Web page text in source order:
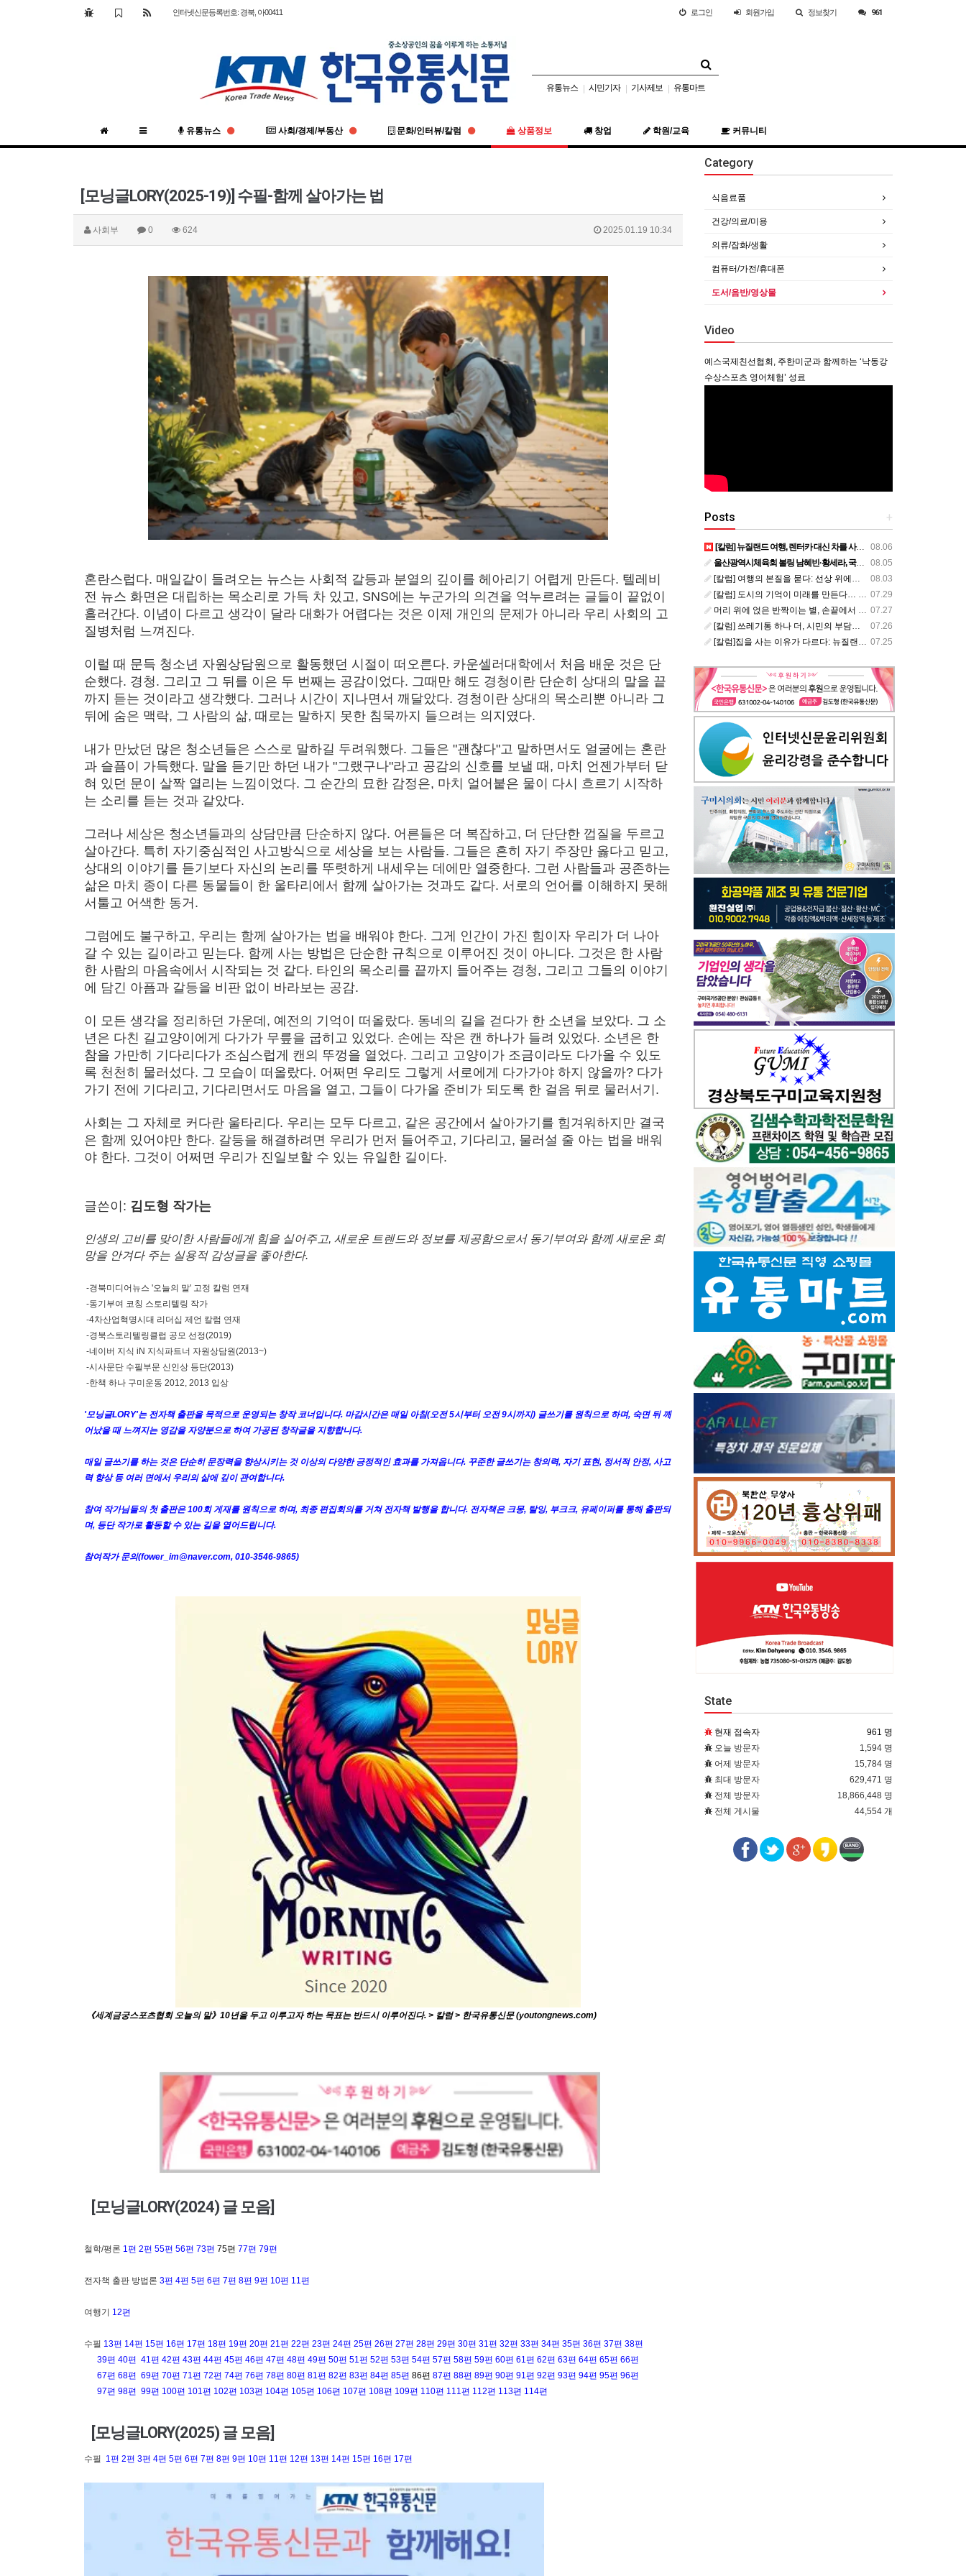
인터넷신문등록번호: 경북, 아00411 로그인 회원가입 정보찾기 961
유통뉴스 | 시민기자 | 기사제보 | 유통마트
유통뉴스 사회/경제/부동산 문화/인터뷰/칼럼 상품정보 창업 학원/교육 커뮤니티
[모닝글LORY(2025-19)] 수필-함께 살아가는 법
사회부 0 624 2025.01.19 10:34
혼란스럽다. 매일같이 들려오는 뉴스는 사회적 갈등과 분열의 깊이를 헤아리기 어렵게 만든다. 텔레비
전 뉴스 화면은 대립하는 목소리로 가득 차 있고, SNS에는 누군가의 의견을 억누르려는 글들이 끝없이
흘러간다. 이념이 다르고 생각이 달라 대화가 어렵다는 것은 이제 개인의 문제가 아니라 우리 사회의 고
질병처럼 느껴진다.
이럴 때 문득 청소년 자원상담원으로 활동했던 시절이 떠오른다. 카운셀러대학에서 처음 배운 것은 단
순했다. 경청. 그리고 그 뒤를 이은 두 번째는 공감이었다. 그때만 해도 경청이란 단순히 상대의 말을 끝
까지 듣는 것이라고 생각했다. 그러나 시간이 지나면서 깨달았다. 경청이란 상대의 목소리뿐 아니라 그
뒤에 숨은 맥락, 그 사람의 삶, 때로는 말하지 못한 침묵까지 들으려는 의지였다.
내가 만났던 많은 청소년들은 스스로 말하길 두려워했다. 그들은 "괜찮다"고 말하면서도 얼굴에는 혼란
과 슬픔이 가득했다. 말을 듣기만 하던 내가 "그랬구나"라고 공감의 신호를 보낼 때, 마치 언젠가부터 닫
혀 있던 문이 살짝 열리는 느낌이었다. 그 순간의 묘한 감정은, 마치 얼어붙은 물이 다시 흐르기 시작하
는 소리를 듣는 것과 같았다.
그러나 세상은 청소년들과의 상담만큼 단순하지 않다. 어른들은 더 복잡하고, 더 단단한 껍질을 두르고
살아간다. 특히 자기중심적인 사고방식으로 세상을 보는 사람들. 그들은 흔히 자기 주장만 옳다고 믿고,
상대의 이야기를 듣기보다 자신의 논리를 뚜렷하게 내세우는 데에만 열중한다. 그런 사람들과 공존하는
삶은 마치 종이 다른 동물들이 한 울타리에서 함께 살아가는 것과도 같다. 서로의 언어를 이해하지 못해
서툴고 어색한 동거.
그럼에도 불구하고, 우리는 함께 살아가는 법을 배워야 한다. 그게 인간이 가진 힘이자 우리가 더 나아
갈 수 있는 길이라고 믿는다. 함께 사는 방법은 단순한 규칙으로 이루어진 것이 아니다. 그것은 한 사람
한 사람의 마음속에서 시작되는 것 같다. 타인의 목소리를 끝까지 들어주는 경청, 그리고 그들의 이야기
에 담긴 아픔과 갈등을 비판 없이 바라보는 공감.
이 모든 생각을 정리하던 가운데, 예전의 기억이 떠올랐다. 동네의 길을 걷다가 한 소년을 보았다. 그 소
년은 다친 길고양이에게 다가가 무릎을 굽히고 있었다. 손에는 작은 캔 하나가 들려 있었다. 소년은 한
참을 가만히 기다리다가 조심스럽게 캔의 뚜껑을 열었다. 그리고 고양이가 조금이라도 다가올 수 있도
록 천천히 물러섰다. 그 모습이 떠올랐다. 어쩌면 우리도 그렇게 서로에게 다가가야 하지 않을까? 다가
가기 전에 기다리고, 기다리면서도 마음을 열고, 그들이 다가올 준비가 되도록 한 걸음 뒤로 물러서기.
사회는 그 자체로 커다란 울타리다. 우리는 모두 다르고, 같은 공간에서 살아가기를 힘겨워하지만 결국
은 함께 있어야만 한다. 갈등을 해결하려면 우리가 먼저 들어주고, 기다리고, 물러설 줄 아는 법을 배워
야 한다. 그것이 어쩌면 우리가 진일보할 수 있는 유일한 길이다.
글쓴이: 김도형 작가는
인생의 고비를 맞이한 사람들에게 힘을 실어주고, 새로운 트렌드와 정보를 제공함으로서 동기부여와 함께 새로운 희
망을 안겨다 주는 실용적 감성글을 좋아한다.
-경북미디어뉴스 '오늘의 말' 고정 칼럼 연재
-동기부여 코칭 스토리텔링 작가
-4차산업혁명시대 리더십 제언 칼럼 연재
-경북스토리텔링클럽 공모 선정(2019)
-네이버 지식 iN 지식파트너 자원상담원(2013~)
-시사문단 수필부문 신인상 등단(2013)
-한책 하나 구미운동 2012, 2013 입상
'모닝글LORY'는 전자책 출판을 목적으로 운영되는 창작 코너입니다. 마감시간은 매일 아침(오전 5시부터 오전 9시까지) 글쓰기를 원칙으로 하며, 숙면 뒤 깨
어났을 때 느껴지는 영감을 자양분으로 하여 가공된 창작글을 지향합니다.
매일 글쓰기를 하는 것은 단순히 문장력을 향상시키는 것 이상의 다양한 긍정적인 효과를 가져옵니다. 꾸준한 글쓰기는 창의력, 자기 표현, 정서적 안정, 사고
력 향상 등 여러 면에서 우리의 삶에 깊이 관여합니다.
참여 작가님들의 첫 출판은 100회 게재를 원칙으로 하며, 최종 편집회의를 거쳐 전자책 발행을 합니다. 전자책은 크몽, 탈잉, 부크크, 유페이퍼를 통해 출판되
며, 등단 작가로 활동할 수 있는 길을 열어드립니다.
참여작가 문의(fower_im@naver.com, 010-3546-9865)
《세계금궁스포츠협회 오늘의 말》10년을 두고 이루고자 하는 목표는 반드시 이루어진다. > 칼럼 > 한국유통신문 (youtongnews.com)
[모닝글LORY(2024) 글 모음]
철학/평론 1편 2편 55편 56편 73편 75편 77편 79편
전자책 출판 방법론 3편 4편 5편 6편 7편 8편 9편 10편 11편
여행기 12편
수필 13편 14편 15편 16편 17편 18편 19편 20편 21편 22편 23편 24편 25편 26편 27편 28편 29편 30편 31편 32편 33편 34편 35편 36편 37편 38편
39편 40편 41편 42편 43편 44편 45편 46편 47편 48편 49편 50편 51편 52편 53편 54편 57편 58편 59편 60편 61편 62편 63편 64편 65편 66편
67편 68편 69편 70편 71편 72편 74편 76편 78편 80편 81편 82편 83편 84편 85편 86편 87편 88편 89편 90편 91편 92편 93편 94편 95편 96편
97편 98편 99편 100편 101편 102편 103편 104편 105편 106편 107편 108편 109편 110편 111편 112편 113편 114편
[모닝글LORY(2025) 글 모음]
수필 1편 2편 3편 4편 5편 6편 7편 8편 9편 10편 11편 12편 13편 14편 15편 16편 17편
Category
식음료품
건강/의료/미용
의류/잡화/생활
컴퓨터/가전/휴대폰
도서/음반/영상물
Video
예스국제친선협회, 주한미군과 함께하는 ‘낙동강
수상스포츠 영어체험’ 성료
+
Posts
08.06
[칼럼] 뉴질랜드 여행, 렌터카 대신 차를 사볼까?
08.05
울산광역시체육회 볼링 남혜빈·황세라, 국가대표 평가전 통과… ‘아시아선수권 출전’
08.03
[칼럼] 여행의 본질을 묻다: 선상 위에서 펼쳐지는 공간과 사람, 그리고 미식의 미학
07.29
[칼럼] 도시의 기억이 미래를 만든다… 크라이스트처치와 한국 도시가 주는 교훈
07.27
머리 위에 얹은 반짝이는 별, 손끝에서 피어난 우리의 정체성
07.26
[칼럼] 쓰레기통 하나 더, 시민의 부담도 하나 더
07.25
[칼럼]집을 사는 이유가 다르다: 뉴질랜드 부동산에서 배운 다섯 가지 교훈
State
현재 접속자
961 명
오늘 방문자
1,594 명
어제 방문자
15,784 명
최대 방문자
629,471 명
전체 방문자
18,866,448 명
전체 게시물
44,554 개